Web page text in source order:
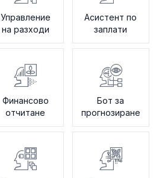
Управление
на разходи
Асистент по
заплати
Финансово
отчитане
Бот за
прогнозиране